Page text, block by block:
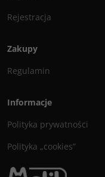
Rejestracja
Zakupy
Regulamin
Informacje
Polityka prywatności
Polityka „cookies”